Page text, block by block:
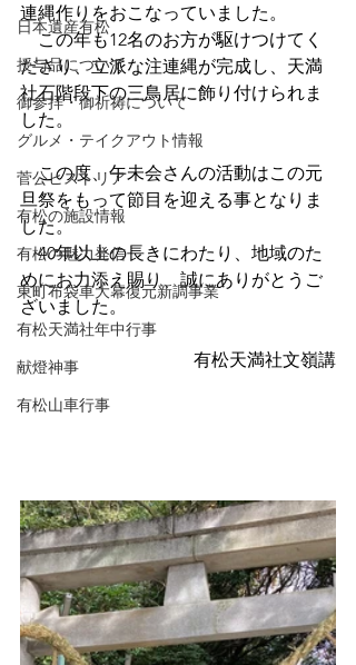
日本遺産有松
授与品について
御参拝・御祈祷について
グルメ・テイクアウト情報
菅公ヒストリア
有松の施設情報
有松の魅力発信
東町布袋車大幕復元新調事業
有松天満社年中行事
献燈神事
有松山車行事
連縄作りをおこなっていました。
この年も12名のお方が駆けつけてく
ださり、立派な注連縄が完成し、天満
社石階段下の三鳥居に飾り付けられま
した。
この度、午未会さんの活動はこの元
旦祭をもって節目を迎える事となりま
した。
40年以上の長きにわたり、地域のた
めにお力添え賜り、誠にありがとうご
ざいました。
有松天満社文嶺講